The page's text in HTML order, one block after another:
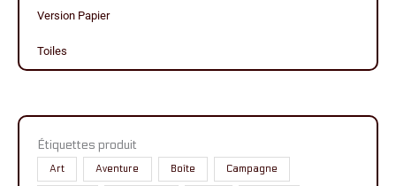
Version Papier
Toiles
Étiquettes produit
Art Aventure Boîte Campagne